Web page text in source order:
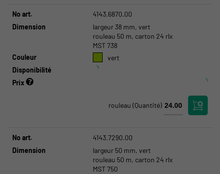
No art.
4143.6870.00
Dimension
largeur 38 mm, vert
rouleau 50 m, carton 24 rlx
MST 738
Couleur
vert
Disponibilité
Prix
rouleau (Quantité)
No art.
4143.7290.00
Dimension
largeur 50 mm, vert
rouleau 50 m, carton 24 rlx
MST 750